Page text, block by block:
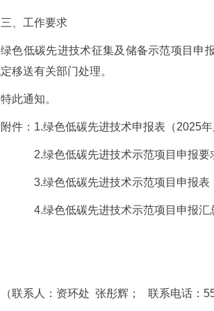
三、工作要求
绿色低碳先进技术征集及储备示范项目申
移送有关部门处理。
特此通知。
附件：1.绿色低碳先进技术申报表（2025年
2.绿色低碳先进技术示范项目申报要
3.绿色低碳先进技术示范项目申报表
4.绿色低碳先进技术示范项目申报汇
（联系人：资环处 张彤辉； 联系电话：